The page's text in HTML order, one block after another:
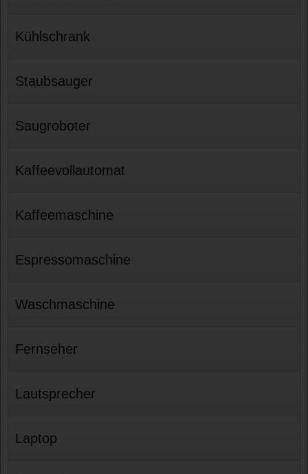
Kühlschrank
Staubsauger
Saugroboter
Kaffeevollautomat
Kaffeemaschine
Espressomaschine
Waschmaschine
Fernseher
Lautsprecher
Laptop